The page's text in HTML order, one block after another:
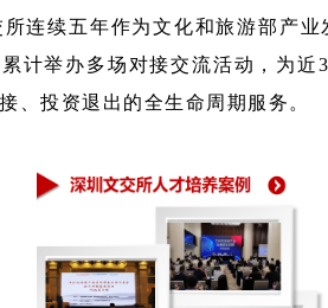
连续五年作为文化和旅游部产
计举办多场对接交流活动，为
、投资退出的全生命周期服务。